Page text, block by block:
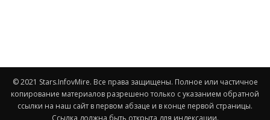
© 2021 Stars.InfovMire. Все права защищены. Полное или частичное
копирование материалов разрешено только с указанием обратной
ссылки на наш сайт в первом абзаце и в конце первой страницы.